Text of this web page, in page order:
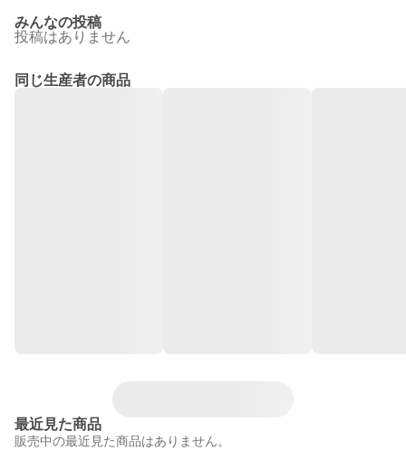
みんなの投稿
投稿はありません
同じ生産者の商品
最近見た商品
販売中の最近見た商品はありません。